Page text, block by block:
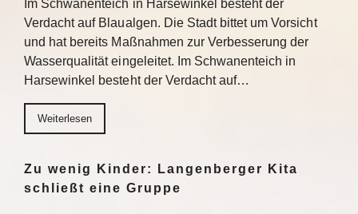
Im Schwanenteich in Harsewinkel besteht der
Verdacht auf Blaualgen. Die Stadt bittet um Vorsicht
und hat bereits Maßnahmen zur Verbesserung der
Wasserqualität eingeleitet. Im Schwanenteich in
Harsewinkel besteht der Verdacht auf…
Weiterlesen
Zu wenig Kinder: Langenberger Kita
schließt eine Gruppe